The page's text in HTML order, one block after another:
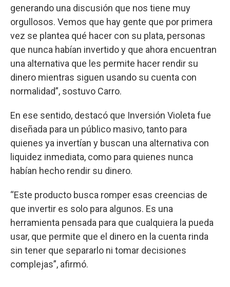
generando una discusión que nos tiene muy
orgullosos. Vemos que hay gente que por primera
vez se plantea qué hacer con su plata, personas
que nunca habían invertido y que ahora encuentran
una alternativa que les permite hacer rendir su
dinero mientras siguen usando su cuenta con
normalidad”, sostuvo Carro.
En ese sentido, destacó que Inversión Violeta fue
diseñada para un público masivo, tanto para
quienes ya invertían y buscan una alternativa con
liquidez inmediata, como para quienes nunca
habían hecho rendir su dinero.
“Este producto busca romper esas creencias de
que invertir es solo para algunos. Es una
herramienta pensada para que cualquiera la pueda
usar, que permite que el dinero en la cuenta rinda
sin tener que separarlo ni tomar decisiones
complejas”, afirmó.